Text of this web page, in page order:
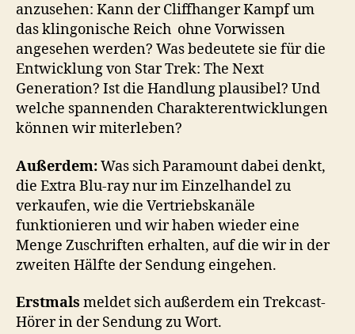
anzusehen: Kann der Cliffhanger Kampf um
das klingonische Reich ohne Vorwissen
angesehen werden? Was bedeutete sie für die
Entwicklung von Star Trek: The Next
Generation? Ist die Handlung plausibel? Und
welche spannenden Charakterentwicklungen
können wir miterleben?
Außerdem:Was sich Paramount dabei denkt,
die Extra Blu-ray nur im Einzelhandel zu
verkaufen, wie die Vertriebskanäle
funktionieren und wir haben wieder eine
Menge Zuschriften erhalten, auf die wir in der
zweiten Hälfte der Sendung eingehen.
Erstmals meldet sich außerdem ein Trekcast-
Hörer in der Sendung zu Wort.